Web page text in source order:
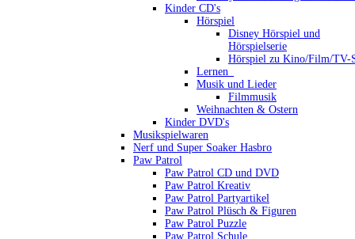
Kinder CD's
Hörspiel
Disney Hörspiel und
Hörspielserie
Hörspiel zu Kino/Film/TV-
Lernen_
Musik und Lieder
Filmmusik
Weihnachten & Ostern
Kinder DVD's
Musikspielwaren
Nerf und Super Soaker Hasbro
Paw Patrol
Paw Patrol CD und DVD
Paw Patrol Kreativ
Paw Patrol Partyartikel
Paw Patrol Plüsch & Figuren
Paw Patrol Puzzle
Paw Patrol Schule